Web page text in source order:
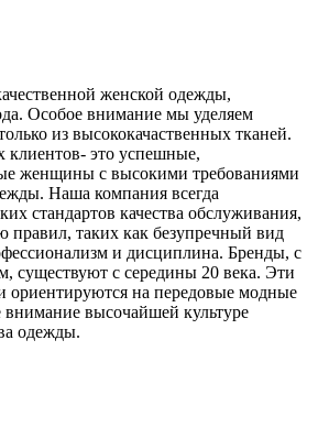
женской одежды,
Особое внимание мы уделяем
из высококачаственных тканей.
клиентов- это успешные,
женщины с высокими требованиями
Наша компания всегда
стандартов качества обслуживания,
правил, таких как безупречный вид
и дисциплина. Бренды, с
существуют с середины 20 века. Эти
ориентируются на передовые модные
внимание высочайшей культуре
одежды.